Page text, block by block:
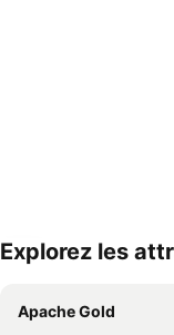
Explorez les
Apache Gold